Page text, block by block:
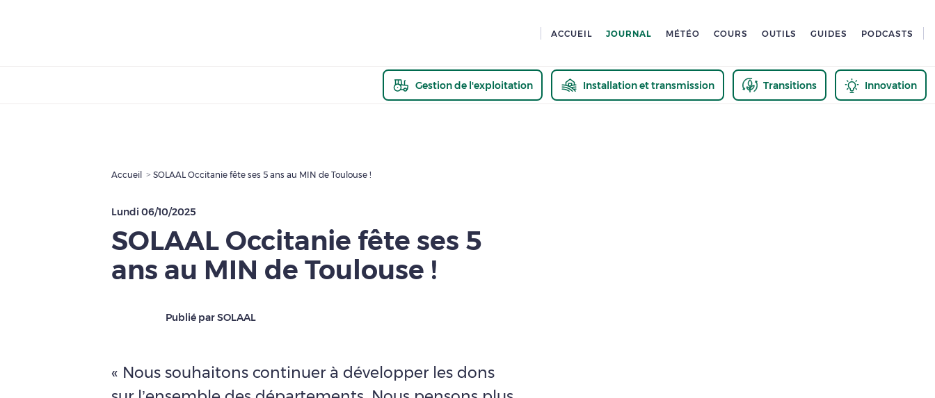
ACCUEIL JOURNAL MÉTÉO COURS OUTILS GUIDES PODCASTS
Gestion de l'exploitation Installation et transmission Transitions Innovation
Accueil SOLAAL Occitanie fête ses 5 ans au MIN de Toulouse !
Lundi 06/10/2025
SOLAAL Occitanie fête ses 5
ans au MIN de Toulouse !
Publié par SOLAAL
« Nous souhaitons continuer à développer les dons